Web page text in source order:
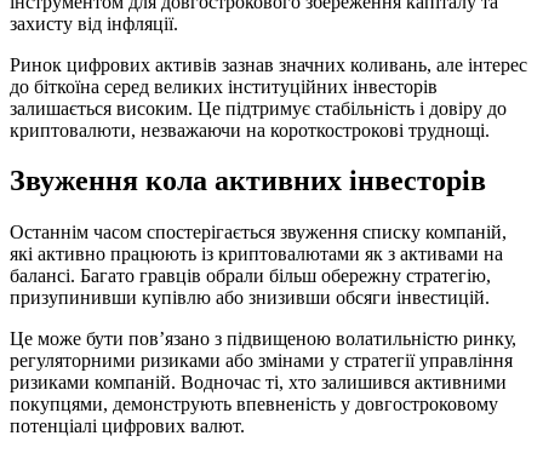
захисту від інфляції.
Ринок цифрових активів зазнав значних коливань, але інтерес
до біткоїна серед великих інституційних інвесторів
залишається високим. Це підтримує стабільність і довіру до
криптовалюти, незважаючи на короткострокові труднощі.
Звуження кола активних інвесторів
Останнім часом спостерігається звуження списку компаній,
які активно працюють із криптовалютами як з активами на
балансі. Багато гравців обрали більш обережну стратегію,
призупинивши купівлю або знизивши обсяги інвестицій.
Це може бути пов’язано з підвищеною волатильністю ринку,
регуляторними ризиками або змінами у стратегії управління
ризиками компаній. Водночас ті, хто залишився активними
покупцями, демонструють впевненість у довгостроковому
потенціалі цифрових валют.